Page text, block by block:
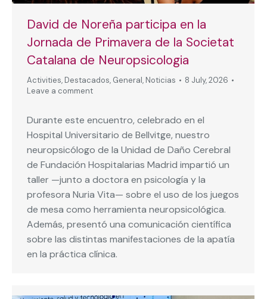
David de Noreña participa en la
Jornada de Primavera de la Societat
Catalana de Neuropsicologia
Activities, Destacados, General, Noticias
8 July, 2026
Leave a comment
Durante este encuentro, celebrado en el
Hospital Universitario de Bellvitge, nuestro
neuropsicólogo de la Unidad de Daño Cerebral
de Fundación Hospitalarias Madrid impartió un
taller —junto a doctora en psicología y la
profesora Nuria Vita— sobre el uso de los juegos
de mesa como herramienta neuropsicológica.
Además, presentó una comunicación científica
sobre las distintas manifestaciones de la apatía
en la práctica clínica.